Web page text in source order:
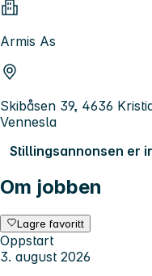
Armis As
Skibåsen 39, 4636
Vennesla
Stillingsannonsen er
Om jobben
Lagre favoritt
Oppstart
3. august 2026